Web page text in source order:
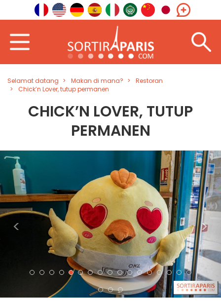
Selamat datang Makan di mana?
Restoran
Chick’n Lover, tutup permanen
CHICK’N LOVER, TUTUP
PERMANEN
< >